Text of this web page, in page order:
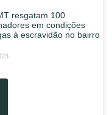
resgatam 100
em condições
à escravidão no bairro